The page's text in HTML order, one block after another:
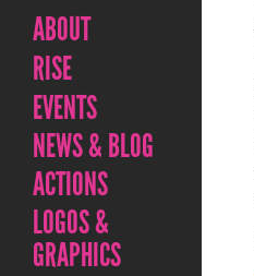
ABOUT
RISE
EVENTS
NEWS & BLOG
ACTIONS
LOGOS &
GRAPHICS